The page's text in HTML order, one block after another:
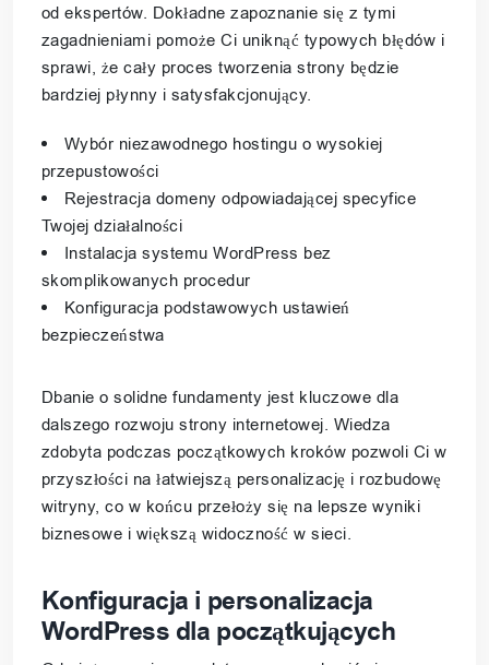
od ekspertów. Dokładne zapoznanie się z tymi
zagadnieniami pomoże Ci uniknąć typowych błędów i
sprawi, że cały proces tworzenia strony będzie
bardziej płynny i satysfakcjonujący.
Wybór niezawodnego hostingu o wysokiej
przepustowości
Rejestracja domeny odpowiadającej specyfice
Twojej działalności
Instalacja systemu WordPress bez
skomplikowanych procedur
Konfiguracja podstawowych ustawień
bezpieczeństwa
Dbanie o solidne fundamenty jest kluczowe dla
dalszego rozwoju strony internetowej. Wiedza
zdobyta podczas początkowych kroków pozwoli Ci w
przyszłości na łatwiejszą personalizację i rozbudowę
witryny, co w końcu przełoży się na lepsze wyniki
biznesowe i większą widoczność w sieci.
Konfiguracja i personalizacja
WordPress dla początkujących